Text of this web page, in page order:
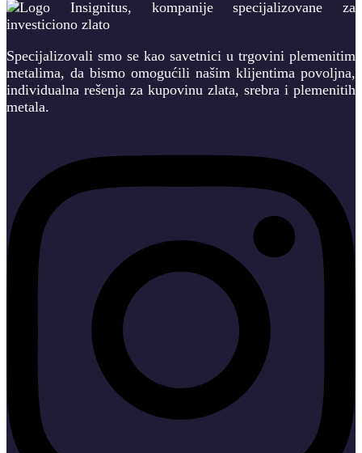
Specijalizovali smo se kao savetnici u trgovini plemenitim
metalima, da bismo omogućili našim klijentima povoljna,
individualna rešenja za kupovinu zlata, srebra i plemenitih
metala.